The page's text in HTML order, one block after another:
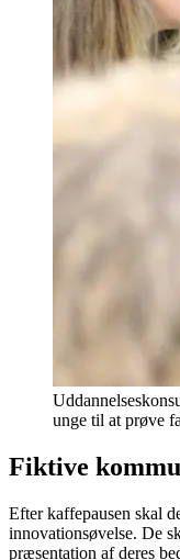
unge til at prøve
Fiktive
Efter kaffepausen skal
innovationsøvelse. De
præsentation af deres